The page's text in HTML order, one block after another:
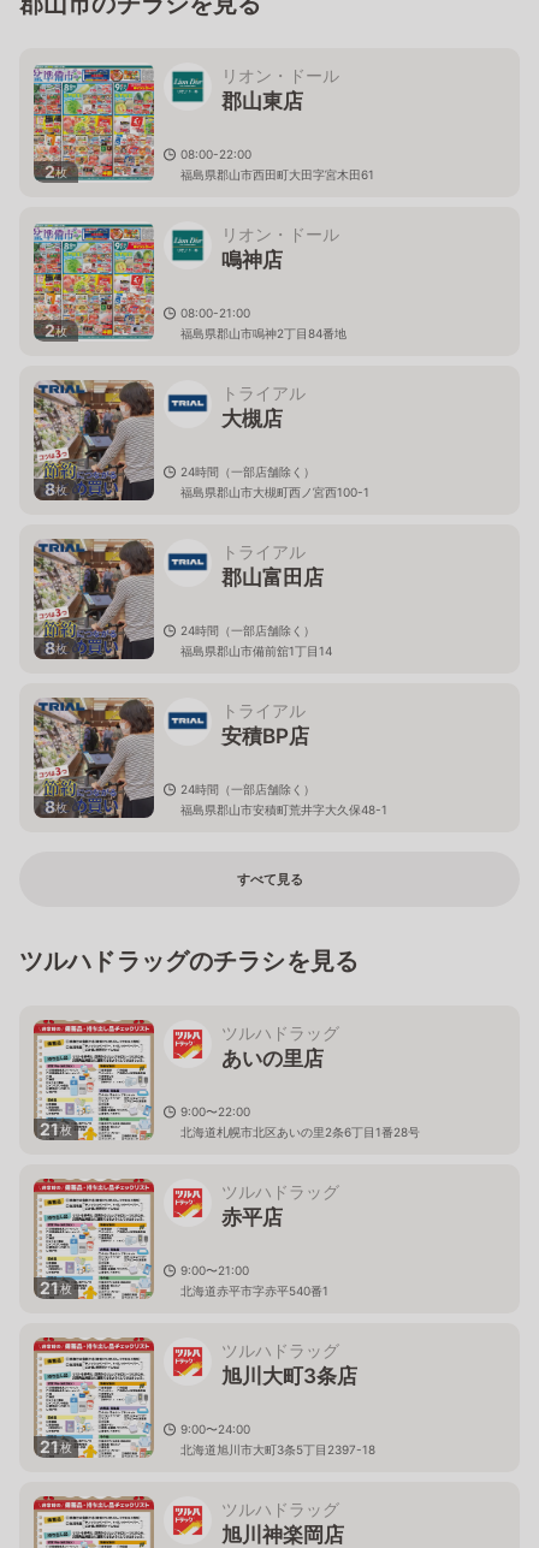
2枚
リオン・ドール
郡山東店
08:00-22:00
福島県郡山市西田町大田字宮木田61
2枚
リオン・ドール
鳴神店
08:00-21:00
福島県郡山市鳴神2丁目84番地
8枚
トライアル
大槻店
24時間（一部店舗除く）
福島県郡山市大槻町西ノ宮西100-1
8枚
トライアル
郡山富田店
24時間（一部店舗除く）
福島県郡山市備前舘1丁目14
8枚
トライアル
安積BP店
24時間（一部店舗除く）
福島県郡山市安積町荒井字大久保48-1
すべて見る
ツルハドラッグのチラシを見る
21枚
ツルハドラッグ
あいの里店
9:00〜22:00
北海道札幌市北区あいの里2条6丁目1番28号
21枚
ツルハドラッグ
赤平店
9:00〜21:00
北海道赤平市字赤平540番1
21枚
ツルハドラッグ
旭川大町3条店
9:00〜24:00
北海道旭川市大町3条5丁目2397-18
ツルハドラッグ
旭川神楽岡店